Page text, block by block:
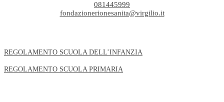
081445999
fondazionerionesanita@virgilio.it
REGOLAMENTO SCUOLA DELL’INFANZIA
REGOLAMENTO SCUOLA PRIMARIA